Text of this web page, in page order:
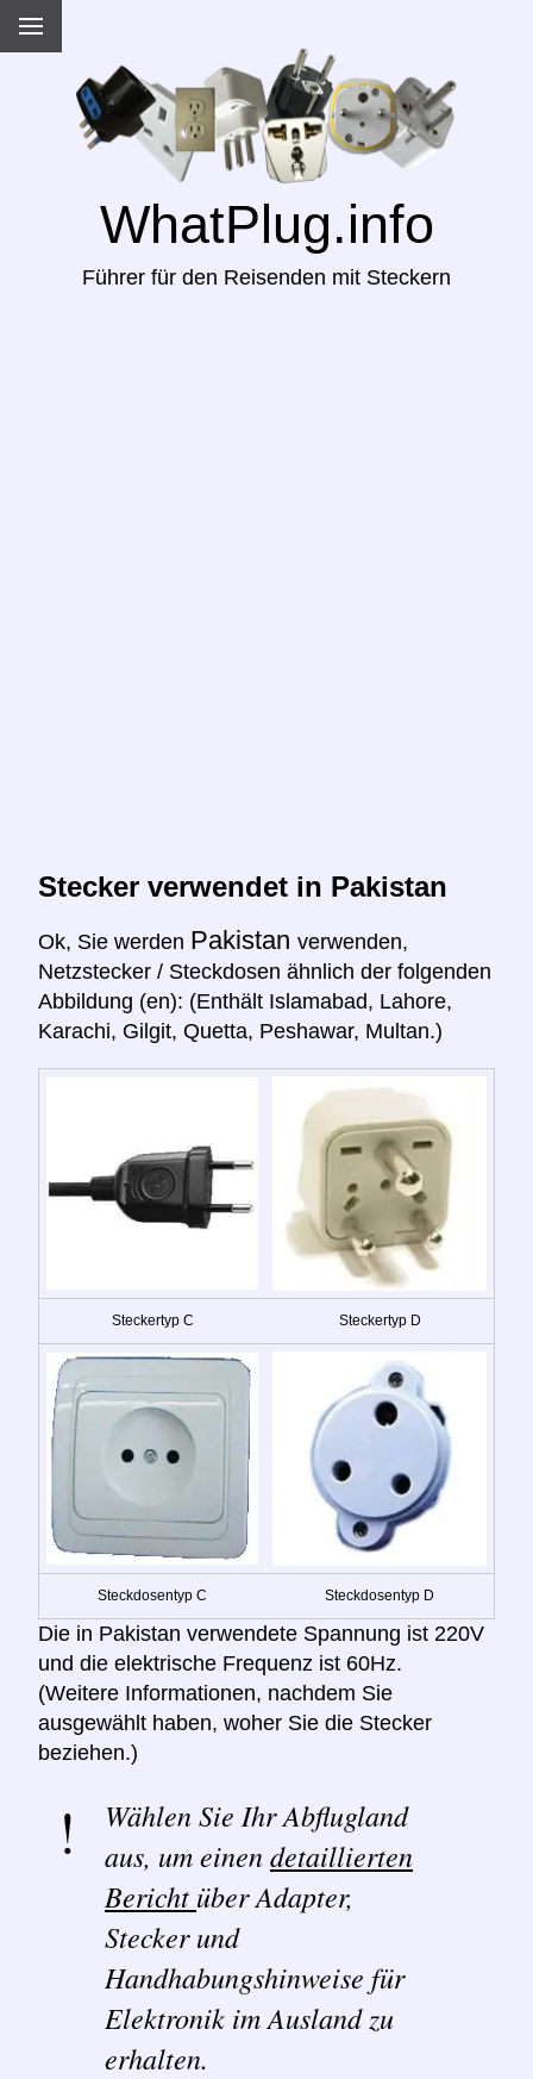
WhatPlug.info
Führer für den Reisenden mit Steckern
Stecker verwendet in Pakistan
Ok, Sie werden Pakistan verwenden,
Netzstecker / Steckdosen ähnlich der folgenden
Abbildung (en): (Enthält Islamabad, Lahore,
Karachi, Gilgit, Quetta, Peshawar, Multan.)
Steckertyp C Steckertyp D
Steckdosentyp C Steckdosentyp D
Die in Pakistan verwendete Spannung ist 220V
und die elektrische Frequenz ist 60Hz.
(Weitere Informationen, nachdem Sie
ausgewählt haben, woher Sie die Stecker
beziehen.)
Wählen Sie Ihr Abflugland
aus, um einendetaillierten
Bericht über Adapter,
Stecker und
Handhabungshinweise für
Elektronik im Ausland zu
erhalten.